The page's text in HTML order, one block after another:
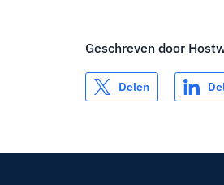
Geschreven door
Delen